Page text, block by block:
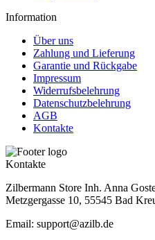
Information
Über uns
Zahlung und Lieferung
Garantie und Rückgabe
Impressum
Widerrufsbelehrung
Datenschutzbelehrung
AGB
Kontakte
Kontakte
Zilbermann Store Inh. Anna
Metzgergasse 10, 55545 Bad
Email: support@azilb.de